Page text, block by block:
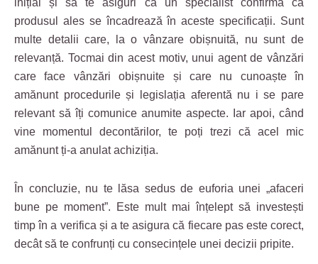
inițial și să te asiguri că un specialist confirmă că
produsul ales se încadrează în aceste specificații. Sunt
multe detalii care, la o vânzare obișnuită, nu sunt de
relevanță. Tocmai din acest motiv, unui agent de vânzări
care face vânzări obișnuite și care nu cunoaște în
amănunt procedurile și legislația aferentă nu i se pare
relevant să îți comunice anumite aspecte. Iar apoi, când
vine momentul decontărilor, te poți trezi că acel mic
amănunt ți-a anulat achiziția.
În concluzie, nu te lăsa sedus de euforia unei „afaceri
bune pe moment”. Este mult mai înțelept să investești
timp în a verifica și a te asigura că fiecare pas este corect,
decât să te confrunți cu consecințele unei decizii pripite.